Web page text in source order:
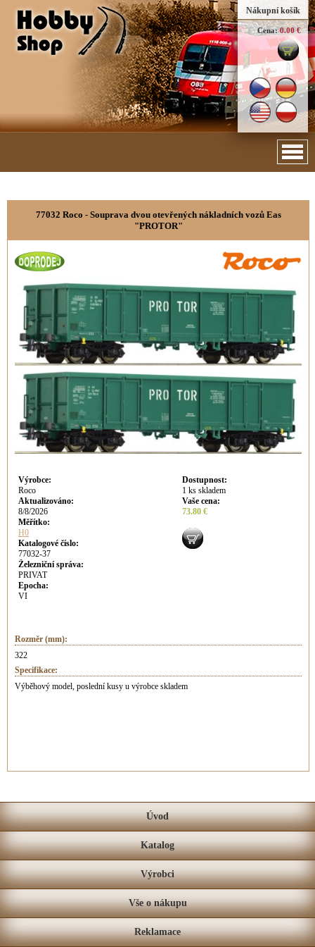
Nákupní košík
Cena: 0.00 €
77032 Roco - Souprava dvou otevřených nákladních vozů Eas
"PROTOR"
Výrobce:
Roco
Aktualizováno:
8/8/2026
Měřítko:
H0
Katalogové číslo:
77032-37
Železniční správa:
PRIVAT
Epocha:
VI
Dostupnost:
1 ks skladem
Vaše cena:
73.80 €
Rozměr (mm):
322
Specifikace:
Výběhový model, poslední kusy u výrobce skladem
Úvod
Katalog
Výrobci
Vše o nákupu
Reklamace